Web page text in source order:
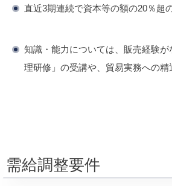
直近3期連続で資本等の額の20％超
知識・能力については、販売経験
理研修」の受講や、貿易実務への
需給調整要件